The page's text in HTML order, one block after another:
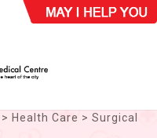
> Health Care > Surgical